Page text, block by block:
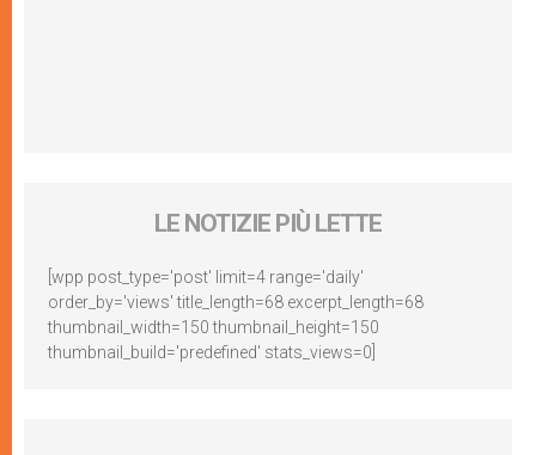
LE NOTIZIE PIÙ LETTE
[wpp post_type='post' limit=4 range='daily'
order_by='views' title_length=68 excerpt_length=68
thumbnail_width=150 thumbnail_height=150
thumbnail_build='predefined' stats_views=0]